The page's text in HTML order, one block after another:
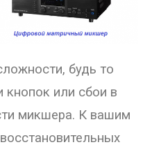
будь то
кнопок или сбои в
микшера. К вашим